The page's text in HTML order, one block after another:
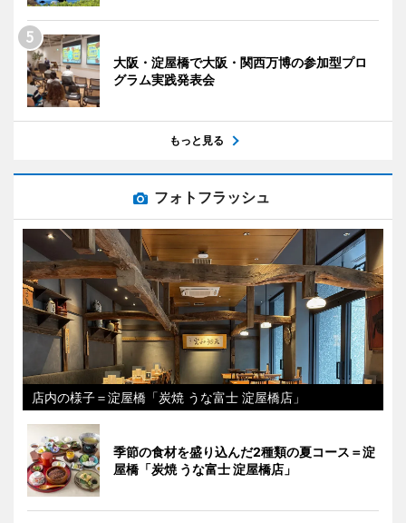
大阪・淀屋橋で大阪・関西万博の参加型プロ
グラム実践発表会
もっと見る
フォトフラッシュ
店内の様子＝淀屋橋「炭焼 うな富士 淀屋橋店」
季節の食材を盛り込んだ2種類の夏コース＝淀
屋橋「炭焼 うな富士 淀屋橋店」